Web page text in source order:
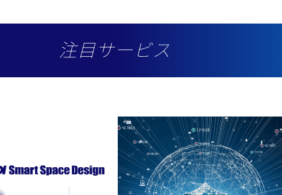
注目サービス